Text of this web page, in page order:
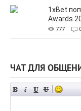
1xBet
Awards
777
ЧАТ ДЛЯ